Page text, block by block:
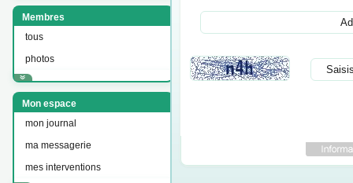
Membres
tous
photos
Mon espace
mon journal
ma messagerie
mes interventions